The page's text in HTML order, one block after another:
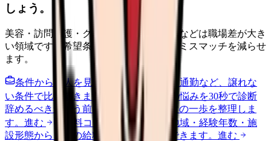
しょう。
美容・訪問看護・クリニック・夜勤なしなどは職場差が大き
い領域です。希望条件を先に整理するとミスマッチを減らせ
ます。
条件から求人を見る
夜勤回数・残業・通勤など、譲れな
い条件で比較できます。
進む
職場の悩みを30秒で診断
辞めるべきか迷う前に、悩みの種類と次の一歩を整理しま
す。 進む 給料コンパスで比較する 地域・経験年数・施
設形態から、今の給料の現在地を確認できます。 進む